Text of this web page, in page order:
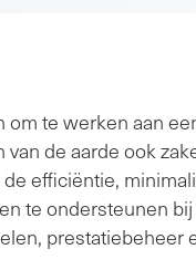
om te werken aan
de aarde ook
efficiëntie,
te ondersteunen